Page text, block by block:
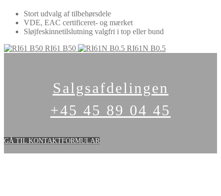
Stort udvalg af tilbehørsdele
VDE, EAC certificeret- og mærket
Sløjfeskinnetilslutning valgfri i top eller bund
RI61 B50
RI61N B0.5
Salgsafdelingen
+45 45 89 04 45
GÅ TIL KONTAKTFORMULAR